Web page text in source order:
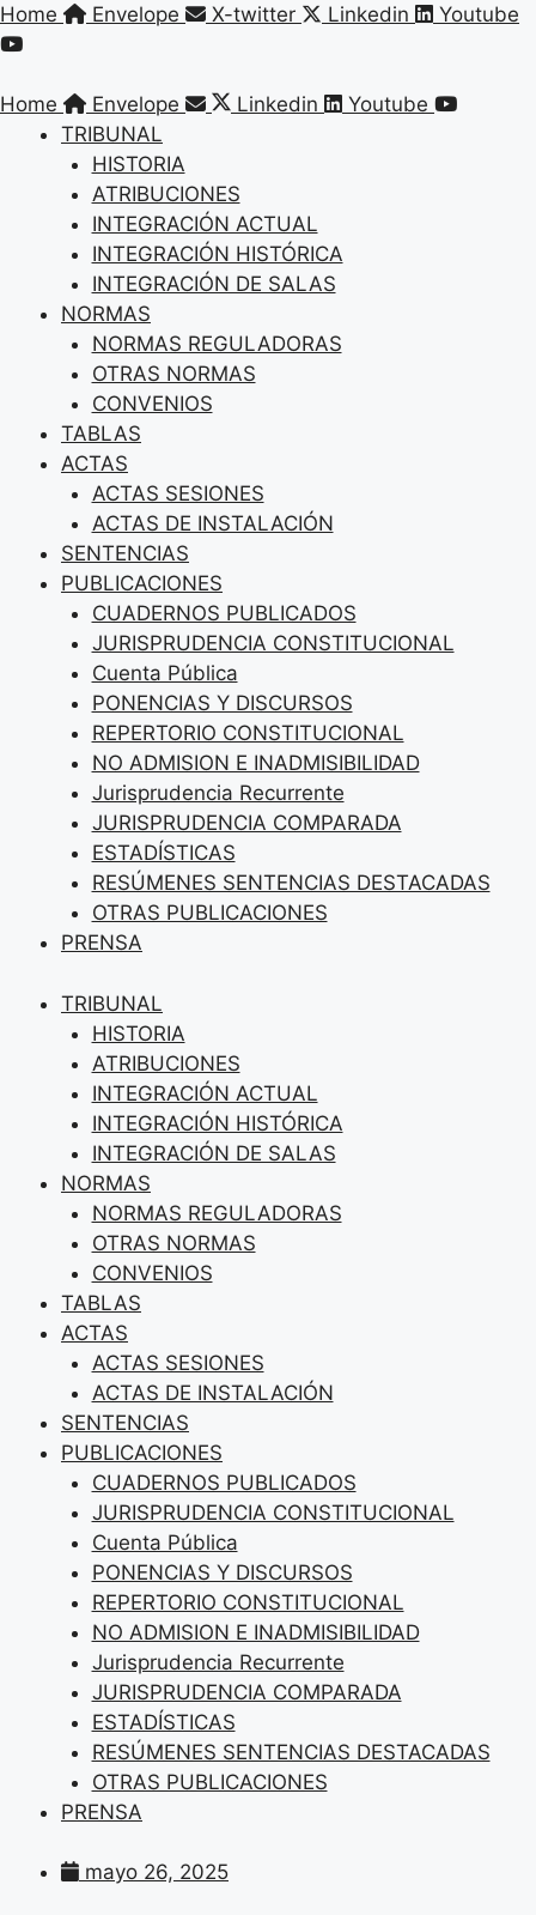
Saltar
al
Home Envelope X-twitter Linkedin Youtube
Home Envelope Linkedin
Youtube
TRIBUNAL
HISTORIA
ATRIBUCIONES
INTEGRACIÓN ACTUAL
INTEGRACIÓN HISTÓRICA
INTEGRACIÓN DE SALAS
NORMAS
NORMAS REGULADORAS
OTRAS NORMAS
CONVENIOS
TABLAS
ACTAS
ACTAS SESIONES
ACTAS DE INSTALACIÓN
SENTENCIAS
PUBLICACIONES
CUADERNOS PUBLICADOS
JURISPRUDENCIA CONSTITUCIONAL
Cuenta Pública
PONENCIAS Y DISCURSOS
REPERTORIO CONSTITUCIONAL
NO ADMISION E INADMISIBILIDAD
Jurisprudencia Recurrente
JURISPRUDENCIA COMPARADA
ESTADÍSTICAS
RESÚMENES SENTENCIAS DESTACADAS
OTRAS PUBLICACIONES
PRENSA
TRIBUNAL
HISTORIA
ATRIBUCIONES
INTEGRACIÓN ACTUAL
INTEGRACIÓN HISTÓRICA
INTEGRACIÓN DE SALAS
NORMAS
NORMAS REGULADORAS
OTRAS NORMAS
CONVENIOS
TABLAS
ACTAS
ACTAS SESIONES
ACTAS DE INSTALACIÓN
SENTENCIAS
PUBLICACIONES
CUADERNOS PUBLICADOS
JURISPRUDENCIA CONSTITUCIONAL
Cuenta Pública
PONENCIAS Y DISCURSOS
REPERTORIO CONSTITUCIONAL
NO ADMISION E INADMISIBILIDAD
Jurisprudencia Recurrente
JURISPRUDENCIA COMPARADA
ESTADÍSTICAS
RESÚMENES SENTENCIAS DESTACADAS
OTRAS PUBLICACIONES
PRENSA
mayo 26, 2025